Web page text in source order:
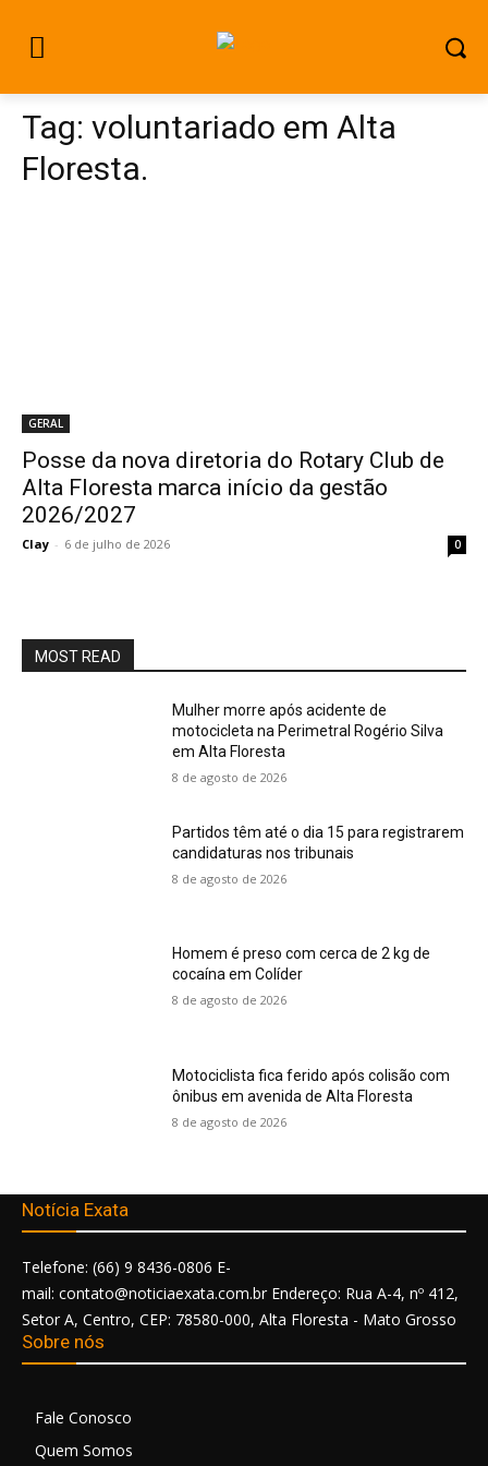
Tag: voluntariado em Alta
Floresta.
GERAL
Posse da nova diretoria do Rotary Club de
Alta Floresta marca início da gestão
2026/2027
Clay - 6 de julho de 2026 0
MOST READ
Mulher morre após acidente de
motocicleta na Perimetral Rogério Silva
em Alta Floresta
8 de agosto de 2026
Partidos têm até o dia 15 para registrarem
candidaturas nos tribunais
8 de agosto de 2026
Homem é preso com cerca de 2 kg de
cocaína em Colíder
8 de agosto de 2026
Motociclista fica ferido após colisão com
ônibus em avenida de Alta Floresta
8 de agosto de 2026
Notícia Exata
Telefone: (66) 9 8436-0806 E-
mail: contato@noticiaexata.com.br Endereço: Rua A-4, nº 412,
Setor A, Centro, CEP: 78580-000, Alta Floresta - Mato Grosso
Sobre nós
Fale Conosco
Quem Somos